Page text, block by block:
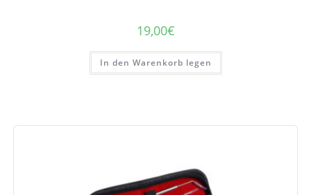
19,00€
In den Warenkorb legen